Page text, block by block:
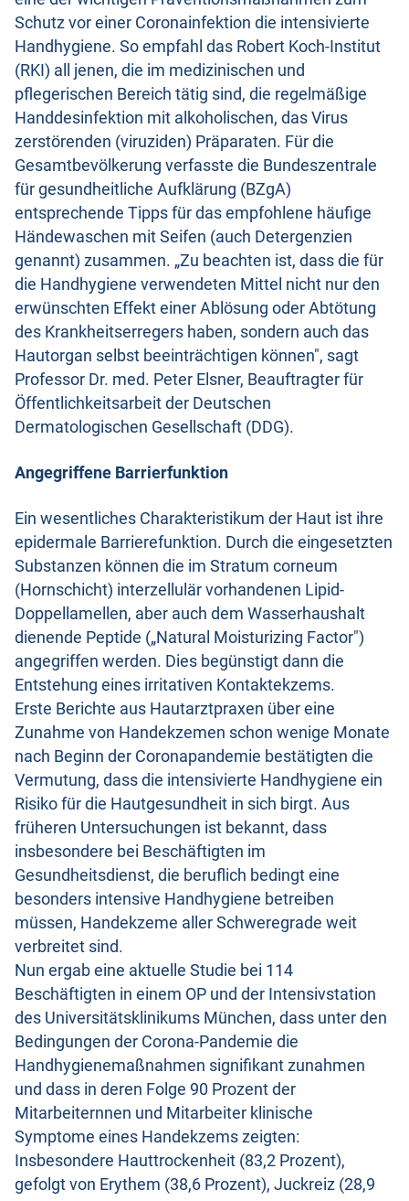
Schutz vor einer Coronainfektion die intensivierte
Handhygiene. So empfahl das Robert Koch-Institut
(RKI) all jenen, die im medizinischen und
pflegerischen Bereich tätig sind, die regelmäßige
Handdesinfektion mit alkoholischen, das Virus
zerstörenden (viruziden) Präparaten. Für die
Gesamtbevölkerung verfasste die Bundeszentrale
für gesundheitliche Aufklärung (BZgA)
entsprechende Tipps für das empfohlene häufige
Händewaschen mit Seifen (auch Detergenzien
genannt) zusammen. „Zu beachten ist, dass die für
die Handhygiene verwendeten Mittel nicht nur den
erwünschten Effekt einer Ablösung oder Abtötung
des Krankheitserregers haben, sondern auch das
Hautorgan selbst beeinträchtigen können", sagt
Professor Dr. med. Peter Elsner, Beauftragter für
Öffentlichkeitsarbeit der Deutschen
Dermatologischen Gesellschaft (DDG).
Angegriffene Barrierfunktion
Ein wesentliches Charakteristikum der Haut ist ihre
epidermale Barrierefunktion. Durch die eingesetzten
Substanzen können die im Stratum corneum
(Hornschicht) interzellulär vorhandenen Lipid-
Doppellamellen, aber auch dem Wasserhaushalt
dienende Peptide („Natural Moisturizing Factor")
angegriffen werden. Dies begünstigt dann die
Entstehung eines irritativen Kontaktekzems.
Erste Berichte aus Hautarztpraxen über eine
Zunahme von Handekzemen schon wenige Monate
nach Beginn der Coronapandemie bestätigten die
Vermutung, dass die intensivierte Handhygiene ein
Risiko für die Hautgesundheit in sich birgt. Aus
früheren Untersuchungen ist bekannt, dass
insbesondere bei Beschäftigten im
Gesundheitsdienst, die beruflich bedingt eine
besonders intensive Handhygiene betreiben
müssen, Handekzeme aller Schweregrade weit
verbreitet sind.
Nun ergab eine aktuelle Studie bei 114
Beschäftigten in einem OP und der Intensivstation
des Universitätsklinikums München, dass unter den
Bedingungen der Corona-Pandemie die
Handhygienemaßnahmen signifikant zunahmen
und dass in deren Folge 90 Prozent der
Mitarbeiternnen und Mitarbeiter klinische
Symptome eines Handekzems zeigten:
Insbesondere Hauttrockenheit (83,2 Prozent),
gefolgt von Erythem (38,6 Prozent), Juckreiz (28,9